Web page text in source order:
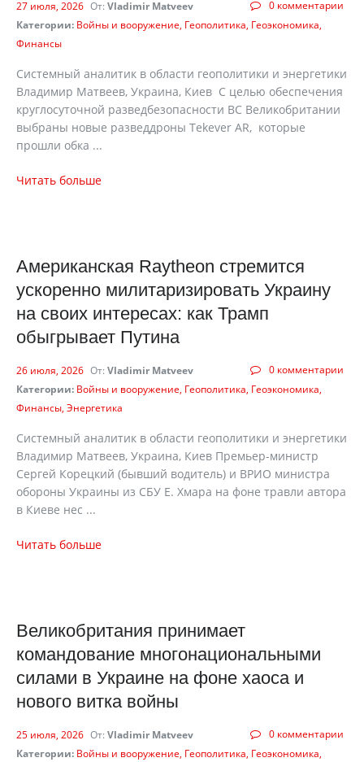
0 комментарии
27 июля, 2026 От: Vladimir Matveev
Категории: Войны и вооружение Геополитика Геоэкономика
Финансы
Системный аналитик в области геополитики и энергетики
Владимир Матвеев, Украина, Киев С целью обеспечения
круглосуточной разведбезопасности ВС Великобритании
выбраны новые разведдроны Tekever AR, которые
прошли обка ...
Читать больше
Американская Raytheon стремится
ускоренно милитаризировать Украину
на своих интересах: как Трамп
обыгрывает Путина
0 комментарии
26 июля, 2026 От: Vladimir Matveev
Категории: Войны и вооружение Геополитика Геоэкономика
Финансы Энергетика
Системный аналитик в области геополитики и энергетики
Владимир Матвеев, Украина, Киев Премьер-министр
Сергей Корецкий (бывший водитель) и ВРИО министра
обороны Украины из СБУ Е. Хмара на фоне травли автора
в Киеве нес ...
Читать больше
Великобритания принимает
командование многонациональными
силами в Украине на фоне хаоса и
нового витка войны
0 комментарии
25 июля, 2026 От: Vladimir Matveev
Категории: Войны и вооружение Геополитика Геоэкономика